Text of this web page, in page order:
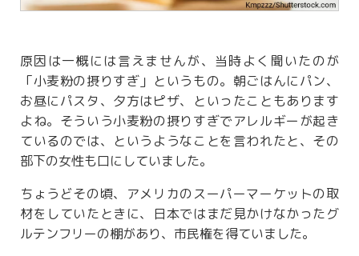
原因は一概には言えませんが、当時よく聞いたのが
「小麦粉の摂りすぎ」というもの。朝ごはんにパン、
お昼にパスタ、夕方はピザ、といったこともあります
よね。そういう小麦粉の摂りすぎでアレルギーが起き
ているのでは、というようなことを言われたと、その
部下の女性も口にしていました。
ちょうどその頃、アメリカのスーパーマーケットの取
材をしていたときに、日本ではまだ見かけなかったグ
ルテンフリーの棚があり、市民権を得ていました。